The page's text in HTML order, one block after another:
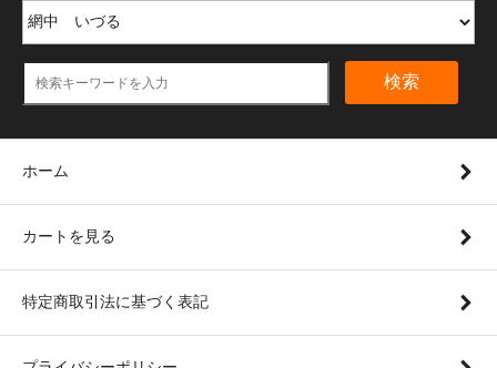
検索
ホーム
カートを見る
特定商取引法に基づく表記